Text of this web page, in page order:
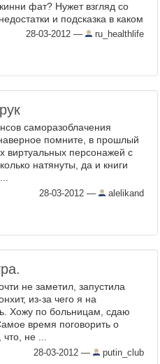
фат? Нужет взгляд со
и подсказка в каком
28-03-2012 — ru_healthlife
саморазоблачения
помните, в прошлый
виртуальных персонажей с
натянуты, да и книги
28-03-2012 — alelikand
не заметил, запустила
из-за чего я на
Хожу по больницам, сдаю
время поговорить о
не ...
28-03-2012 — putin_club